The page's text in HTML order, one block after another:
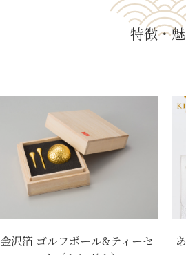
特徴・
金沢箔 ゴルフボール&ティーセ